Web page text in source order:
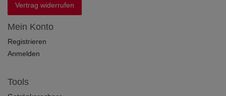
Vertrag widerrufen
Mein Konto
Registrieren
Anmelden
Tools